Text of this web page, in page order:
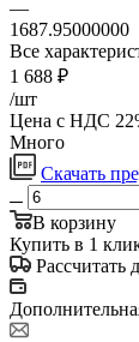
—
1687.95000000
Все
1 688 ₽
/шт
Цена с НДС
Много
Скачать
В корзину
Купить в 1
Рассчитать